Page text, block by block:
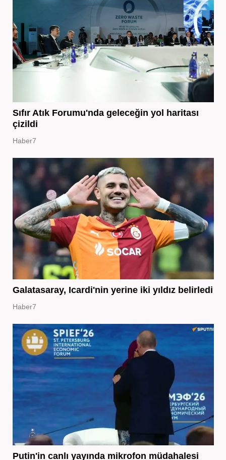
Sıfır Atık Forumu'nda geleceğin yol haritası
çizildi
Haber7
Galatasaray, Icardi'nin yerine iki yıldız belirledi
Haber7
Putin'in canlı yayında mikrofon müdahalesi